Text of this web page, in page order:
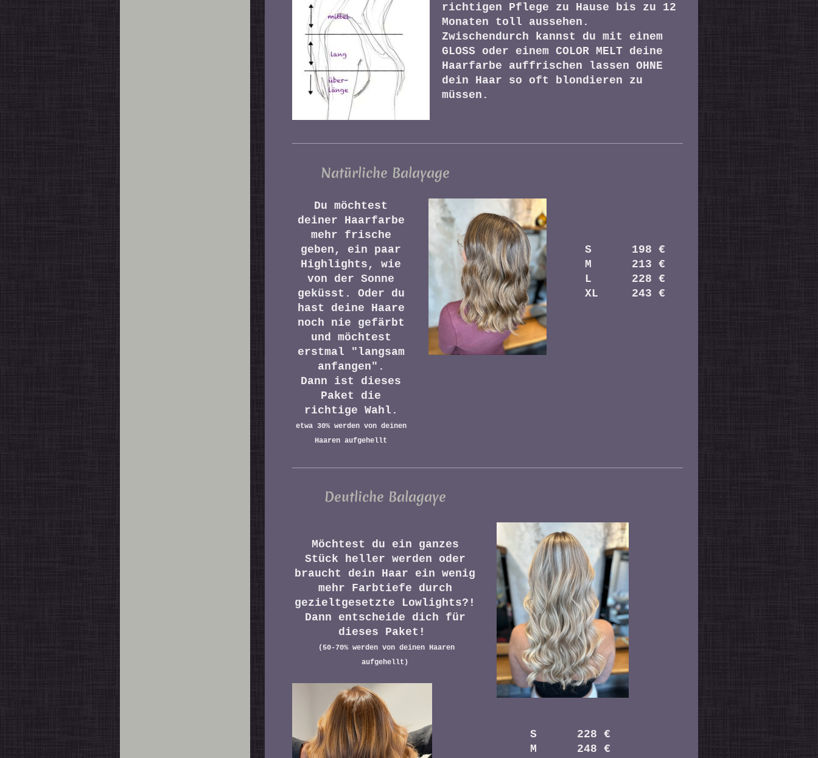
richtigen Pflege zu Hause bis zu 12
Monaten toll aussehen.
Zwischendurch kannst du mit einem
GLOSS oder einem COLOR MELT deine
Haarfarbe auffrischen lassen OHNE
dein Haar so oft blondieren zu
müssen.
Natürliche Balayage
Du möchtest
deiner Haarfarbe
mehr frische
geben, ein paar
Highlights, wie
von der Sonne
geküsst. Oder du
hast deine Haare
noch nie gefärbt
und möchtest
erstmal "langsam
anfangen".
Dann ist dieses
Paket die
richtige Wahl.
etwa 30% werden von deinen
Haaren aufgehellt
S 198 €
M 213 €
L 228 €
XL 243 €
Deutliche Balagaye
Möchtest du ein ganzes
Stück heller werden oder
braucht dein Haar ein wenig
mehr Farbtiefe durch
gezieltgesetzte Lowlights?!
Dann entscheide dich für
dieses Paket!
(50-70% werden von deinen Haaren
aufgehellt)
S 228 €
M 248 €